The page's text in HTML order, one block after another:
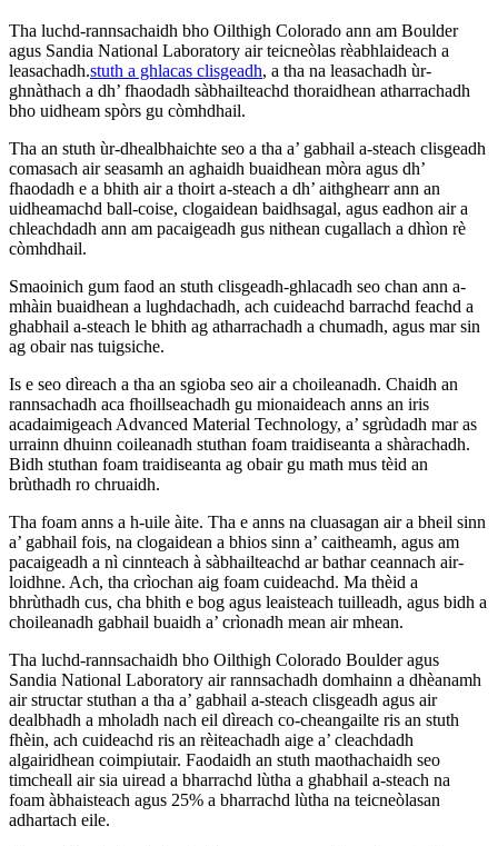
Tha luchd-rannsachaidh bho Oilthigh Colorado ann am Boulder
agus Sandia National Laboratory air teicneòlas rèabhlaideach a
leasachadh.stuth a ghlacas clisgeadh, a tha na leasachadh ùr-
ghnàthach a dh’ fhaodadh sàbhailteachd thoraidhean atharrachadh
bho uidheam spòrs gu còmhdhail.
Tha an stuth ùr-dhealbhaichte seo a tha a’ gabhail a-steach clisgeadh
comasach air seasamh an aghaidh buaidhean mòra agus dh’
fhaodadh e a bhith air a thoirt a-steach a dh’ aithghearr ann an
uidheamachd ball-coise, clogaidean baidhsagal, agus eadhon air a
chleachdadh ann am pacaigeadh gus nithean cugallach a dhìon rè
còmhdhail.
Smaoinich gum faod an stuth clisgeadh-ghlacadh seo chan ann a-
mhàin buaidhean a lughdachadh, ach cuideachd barrachd feachd a
ghabhail a-steach le bhith ag atharrachadh a chumadh, agus mar sin
ag obair nas tuigsiche.
Is e seo dìreach a tha an sgioba seo air a choileanadh. Chaidh an
rannsachadh aca fhoillseachadh gu mionaideach anns an iris
acadaimigeach Advanced Material Technology, a’ sgrùdadh mar as
urrainn dhuinn coileanadh stuthan foam traidiseanta a shàrachadh.
Bidh stuthan foam traidiseanta ag obair gu math mus tèid an
brùthadh ro chruaidh.
Tha foam anns a h-uile àite. Tha e anns na cluasagan air a bheil sinn
a’ gabhail fois, na clogaidean a bhios sinn a’ caitheamh, agus am
pacaigeadh a nì cinnteach à sàbhailteachd ar bathar ceannach air-
loidhne. Ach, tha crìochan aig foam cuideachd. Ma thèid a
bhrùthadh cus, cha bhith e bog agus leaisteach tuilleadh, agus bidh a
choileanadh gabhail buaidh a’ crìonadh mean air mhean.
Tha luchd-rannsachaidh bho Oilthigh Colorado Boulder agus
Sandia National Laboratory air rannsachadh domhainn a dhèanamh
air structar stuthan a tha a’ gabhail a-steach clisgeadh agus air
dealbhadh a mholadh nach eil dìreach co-cheangailte ris an stuth
fhèin, ach cuideachd ris an rèiteachadh aige a’ cleachdadh
algairidhean coimpiutair. Faodaidh an stuth maothachaidh seo
timcheall air sia uiread a bharrachd lùtha a ghabhail a-steach na
foam àbhaisteach agus 25% a bharrachd lùtha na teicneòlasan
adhartach eile.